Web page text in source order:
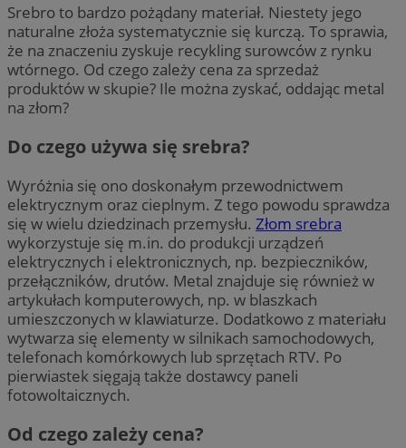
Srebro to bardzo pożądany materiał. Niestety jego
naturalne złoża systematycznie się kurczą. To sprawia,
że na znaczeniu zyskuje recykling surowców z rynku
wtórnego. Od czego zależy cena za sprzedaż
produktów w skupie? Ile można zyskać, oddając metal
na złom?
Do czego używa się srebra?
Wyróżnia się ono doskonałym przewodnictwem
elektrycznym oraz cieplnym. Z tego powodu sprawdza
się w wielu dziedzinach przemysłu. Złom srebra
wykorzystuje się m.in. do produkcji urządzeń
elektrycznych i elektronicznych, np. bezpieczników,
przełączników, drutów. Metal znajduje się również w
artykułach komputerowych, np. w blaszkach
umieszczonych w klawiaturze. Dodatkowo z materiału
wytwarza się elementy w silnikach samochodowych,
telefonach komórkowych lub sprzętach RTV. Po
pierwiastek sięgają także dostawcy paneli
fotowoltaicznych.
Od czego zależy cena?